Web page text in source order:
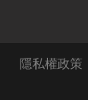
隱私權政策